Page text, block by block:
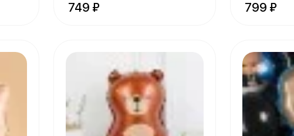
749 ₽ 799 ₽